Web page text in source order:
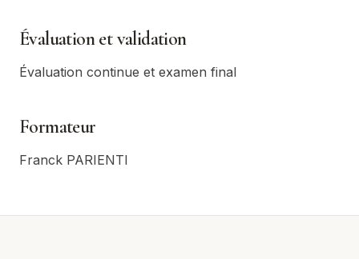
Évaluation et validation
Évaluation continue et examen final
Formateur
Franck PARIENTI